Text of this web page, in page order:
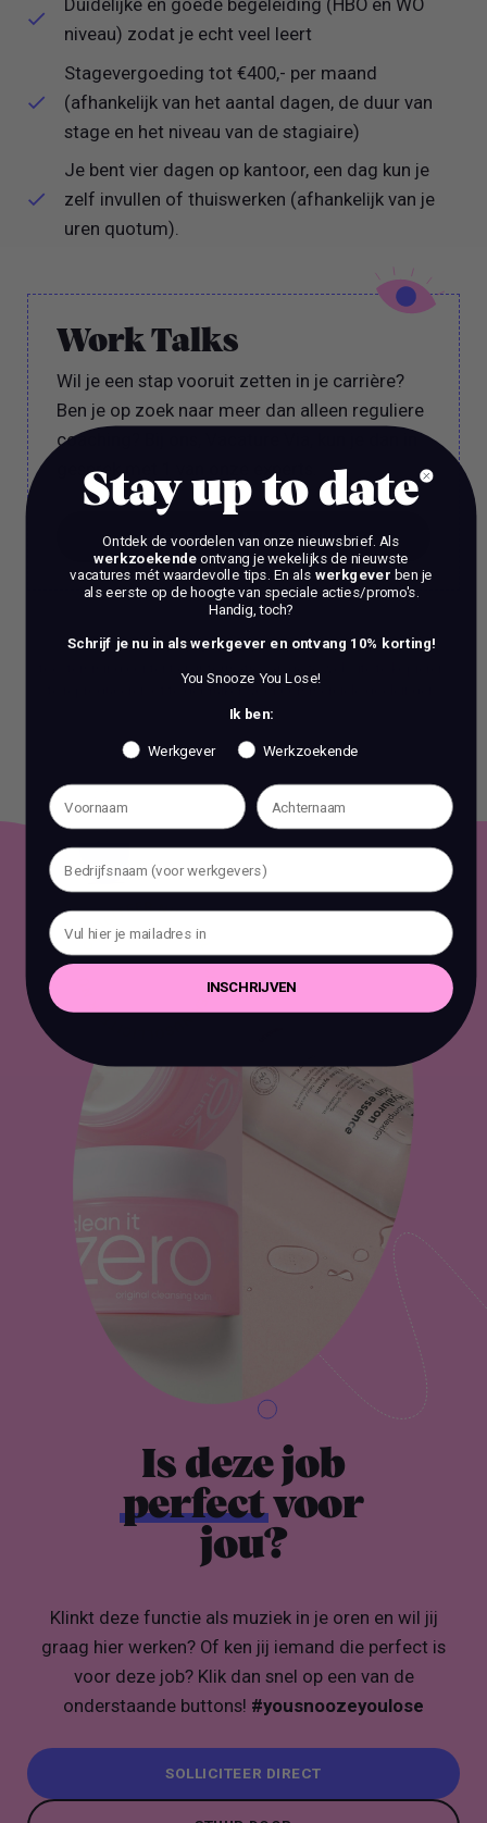
Duidelijke en goede begeleiding (HBO en WO
niveau) zodat je echt veel leert
Stagevergoeding tot €400,- per maand
(afhankelijk van het aantal dagen, de duur van
stage en het niveau van de stagiaire)
Je bent vier dagen op kantoor, een dag kun je
zelf invullen of thuiswerken (afhankelijk van je
uren quotum).
Work Talks
Wil je een stap vooruit zetten in je carrière?
Ben je op zoek naar meer dan alleen reguliere
coaching? Bij ons, Vacature Via, kun je dan in
gesprek met 1 van onze experts.
BOEK EEN 70 MIN CONSULT
BOEK EEN 70 MIN CONSULT
Het is verboden om zonder voorafgaande schriftelijke
Is deze job
perfectvoor
jou?
Klinkt deze functie als muziek in je oren en wil jij
graag hier werken? Of ken jij iemand die perfect is
voor deze job? Klik dan snel op een van de
onderstaande buttons! #yousnoozeyoulose
SOLLICITEER DIRECT
Stay up to date
Ontdek de voordelen van onze nieuwsbrief. Als
werkzoekendeontvang je wekelijks de nieuwste
vacatures mét waardevolle tips. En als werkgever ben je
als eerste op de hoogte van speciale acties/promo's.
Handig, toch?
Schrijf je nu in als werkgever en ontvang 10% korting!
You Snooze You Lose!
Ik ben:
Werkgever Werkzoekende
INSCHRIJVEN